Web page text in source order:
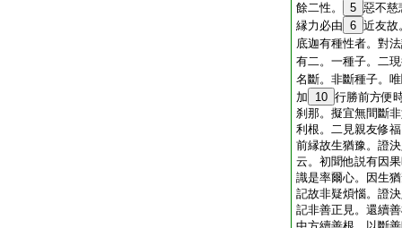
餘二性。
5 惡不慈
縁力必由 6 近友故
底迦有種性者。對
有二。一種子。二
名斷。非斷種子。
加
10 行勝前方便
刹那。擬宜無間斷
利根。二見親友修
前縁故生猶豫。證
云。初聞他説有因
識是率爾心。因生
記故非疑煩惱。證
記非善正見。還續